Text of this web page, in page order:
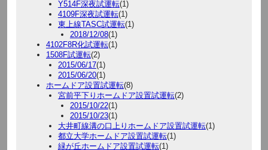
Y514F深夜試運転(1)
4109F深夜試運転(1)
東上線TASC試運転(1)
2018/12/08(1)
4102F8R化試運転(1)
1508F試運転(2)
2015/06/17(1)
2015/06/20(1)
ホームドア設置試運転(8)
宮前平下りホームドア設置試運転(2)
2015/10/22(1)
2015/10/23(1)
大井町線溝の口上りホームドア設置試運転(1)
都立大学ホームドア設置試運転(1)
緑が丘ホームドア設置試運転(1)